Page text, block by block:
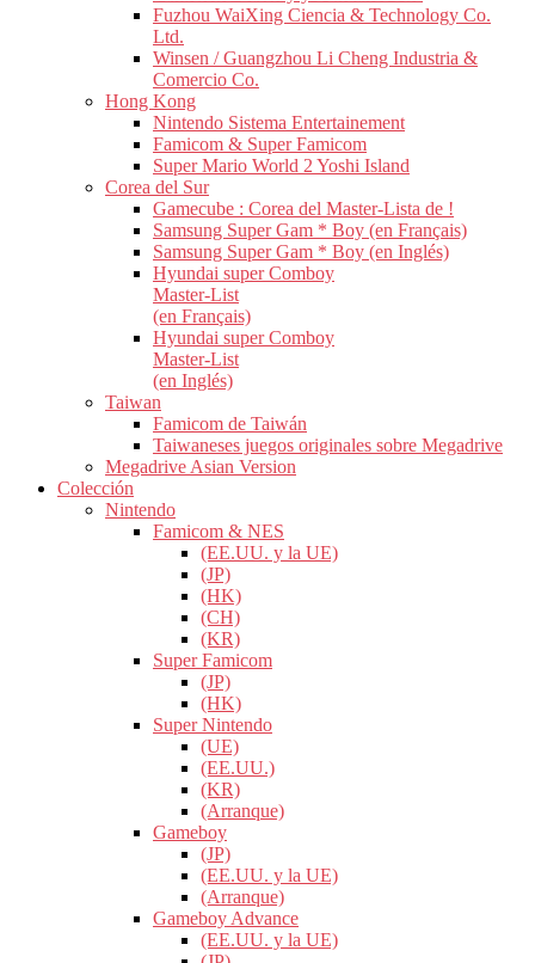
Fuzhou WaiXing Ciencia & Technology Co.
Ltd.
Winsen / Guangzhou Li Cheng Industria &
Comercio Co.
Hong Kong
Nintendo Sistema Entertainement
Famicom & Super Famicom
Super Mario World 2 Yoshi Island
Corea del Sur
Gamecube : Corea del Master-Lista de !
Samsung Super Gam * Boy (en Français)
Samsung Super Gam * Boy (en Inglés)
Hyundai super Comboy
Master-List
(en Français)
Hyundai super Comboy
Master-List
(en Inglés)
Taiwan
Famicom de Taiwán
Taiwaneses juegos originales sobre Megadrive
Megadrive Asian Version
Colección
Nintendo
Famicom & NES
(EE.UU. y la UE)
(JP)
(HK)
(CH)
(KR)
Super Famicom
(JP)
(HK)
Super Nintendo
(UE)
(EE.UU.)
(KR)
(Arranque)
Gameboy
(JP)
(EE.UU. y la UE)
(Arranque)
Gameboy Advance
(EE.UU. y la UE)